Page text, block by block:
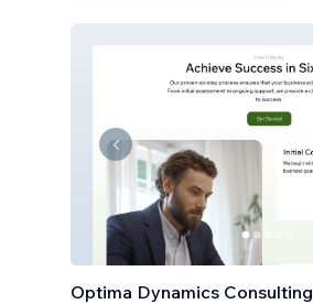
Optima Dynamics Consulting